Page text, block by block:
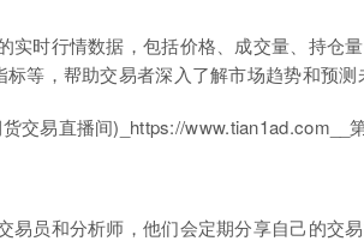
实时行情数据，包括价格、成交量、持仓
等，帮助交易者深入了解市场趋势和预测
易员和分析师，他们会定期分享自己的交